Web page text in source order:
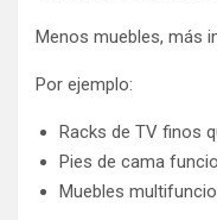
Menos muebles, más
Por ejemplo:
Racks de TV finos
Pies de cama
Muebles